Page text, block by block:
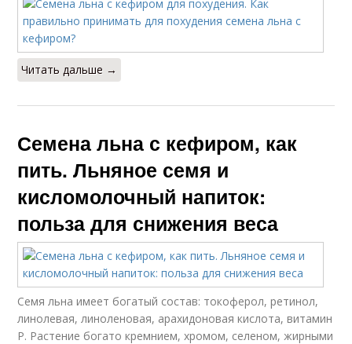
Читать дальше →
Семена льна с кефиром, как
пить. Льняное семя и
кисломолочный напиток:
польза для снижения веса
Семя льна имеет богатый состав: токоферол, ретинол,
линолевая, линоленовая, арахидоновая кислота, витамин
Р. Растение богато кремнием, хромом, селеном, жирными